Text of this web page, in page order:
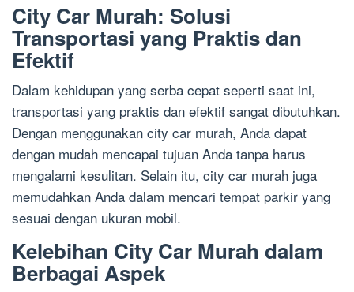
City Car Murah: Solusi
Transportasi yang Praktis dan
Efektif
Dalam kehidupan yang serba cepat seperti saat ini,
transportasi yang praktis dan efektif sangat dibutuhkan.
Dengan menggunakan city car murah, Anda dapat
dengan mudah mencapai tujuan Anda tanpa harus
mengalami kesulitan. Selain itu, city car murah juga
memudahkan Anda dalam mencari tempat parkir yang
sesuai dengan ukuran mobil.
Kelebihan City Car Murah dalam
Berbagai Aspek